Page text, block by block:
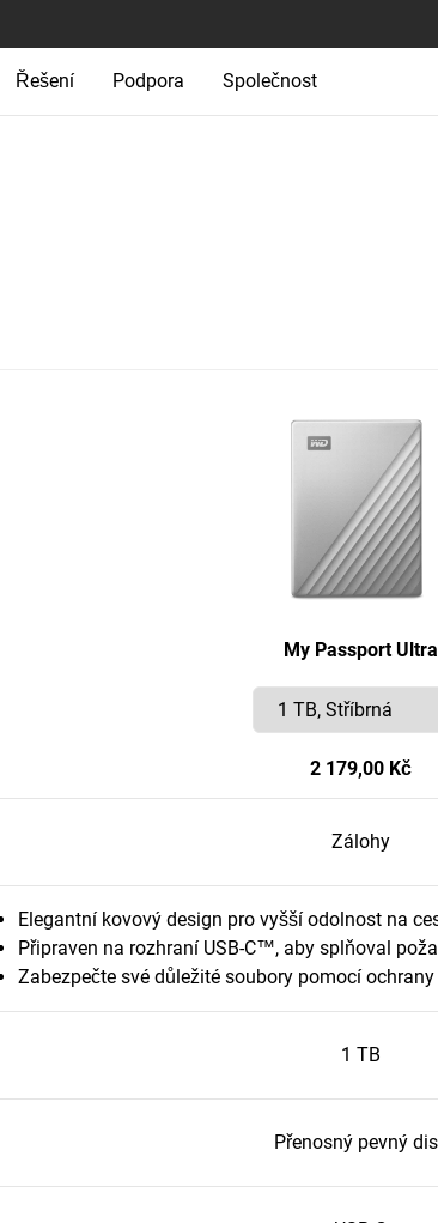
Řešení Podpora Společnost
My Passport Ultra
2 179,00 Kč
Zálohy
Elegantní kovový design pro vyšší odolnost na
Připraven na rozhraní USB-C™, aby splňoval
Zabezpečte své důležité soubory pomocí
1 TB
Přenosný pevný